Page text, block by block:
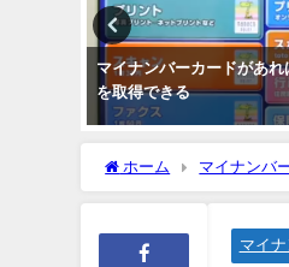
マイナンバーカードがあ
を取得できる
ホーム マイナンバ
マイ